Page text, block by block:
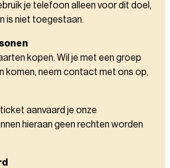
je telefoon alleen voor dit doel,
is niet toegestaan.
kopen. Wil je met een groep
komen, neem contact met ons op,
aanvaard je onze
hieraan geen rechten worden